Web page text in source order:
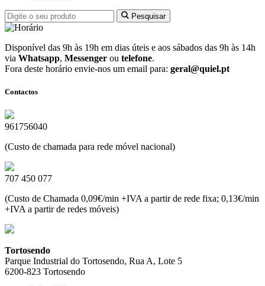
Pesquisar
Disponível das 9h às 19h em dias úteis e aos sábados das 9h às 14h
via Whatsapp, Messenger ou telefone.
Fora deste horário envie-nos um email para: geral@quiel.pt
Contactos
961756040
(Custo de chamada para rede móvel nacional)
707 450 077
(Custo de Chamada 0,09€/min +IVA a partir de rede fixa; 0,13€/min
+IVA a partir de redes móveis)
Tortosendo
Parque Industrial do Tortosendo, Rua A, Lote 5
6200-823 Tortosendo